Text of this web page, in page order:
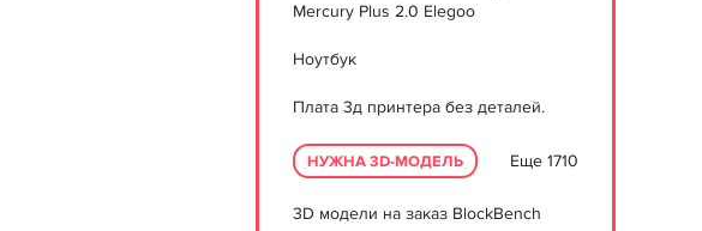
Mercury Plus 2.0 Elegoo
Ноутбук
Плата 3д принтера без деталей.
НУЖНА 3D-МОДЕЛЬ Еще 1710
3D модели на заказ BlockBench